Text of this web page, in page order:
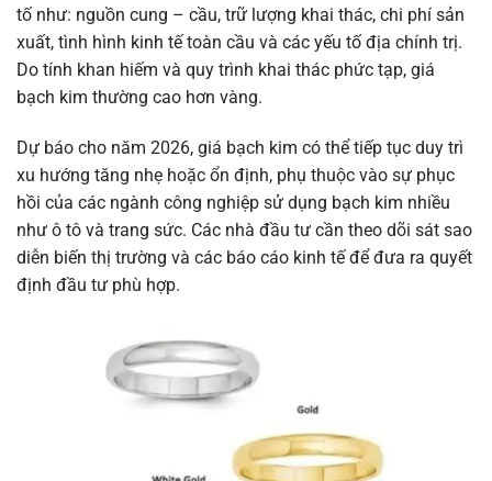
tố như: nguồn cung – cầu, trữ lượng khai thác, chi phí sản
xuất, tình hình kinh tế toàn cầu và các yếu tố địa chính trị.
Do tính khan hiếm và quy trình khai thác phức tạp, giá
bạch kim thường cao hơn vàng.
Dự báo cho năm 2026, giá bạch kim có thể tiếp tục duy trì
xu hướng tăng nhẹ hoặc ổn định, phụ thuộc vào sự phục
hồi của các ngành công nghiệp sử dụng bạch kim nhiều
như ô tô và trang sức. Các nhà đầu tư cần theo dõi sát sao
diễn biến thị trường và các báo cáo kinh tế để đưa ra quyết
định đầu tư phù hợp.